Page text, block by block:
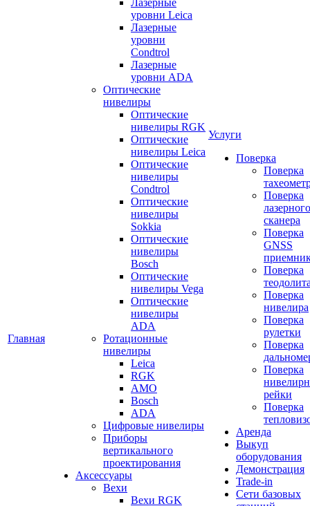
Главная
Лазерные
уровни Leica
Лазерные
уровни
Condtrol
Лазерные
уровни ADA
Оптические
нивелиры
Оптические
нивелиры RGK
Оптические
нивелиры Leica
Оптические
нивелиры
Condtrol
Оптические
нивелиры
Sokkia
Оптические
нивелиры
Bosch
Оптические
нивелиры Vega
Оптические
нивелиры
ADA
Ротационные
нивелиры
Leica
RGK
AMO
Bosch
ADA
Цифровые нивелиры
Приборы
вертикального
проектирования
Аксессуары
Вехи
Вехи RGK
Услуги
Поверка
Поверка
Поверка
лазерного
сканера
Поверка
GNSS
Поверка
Поверка
нивелира
Поверка
рулетки
Поверка
Поверка
рейки
Поверка
Аренда
Выкуп
оборудования
Демонстрация
Trade-in
Сети базовых